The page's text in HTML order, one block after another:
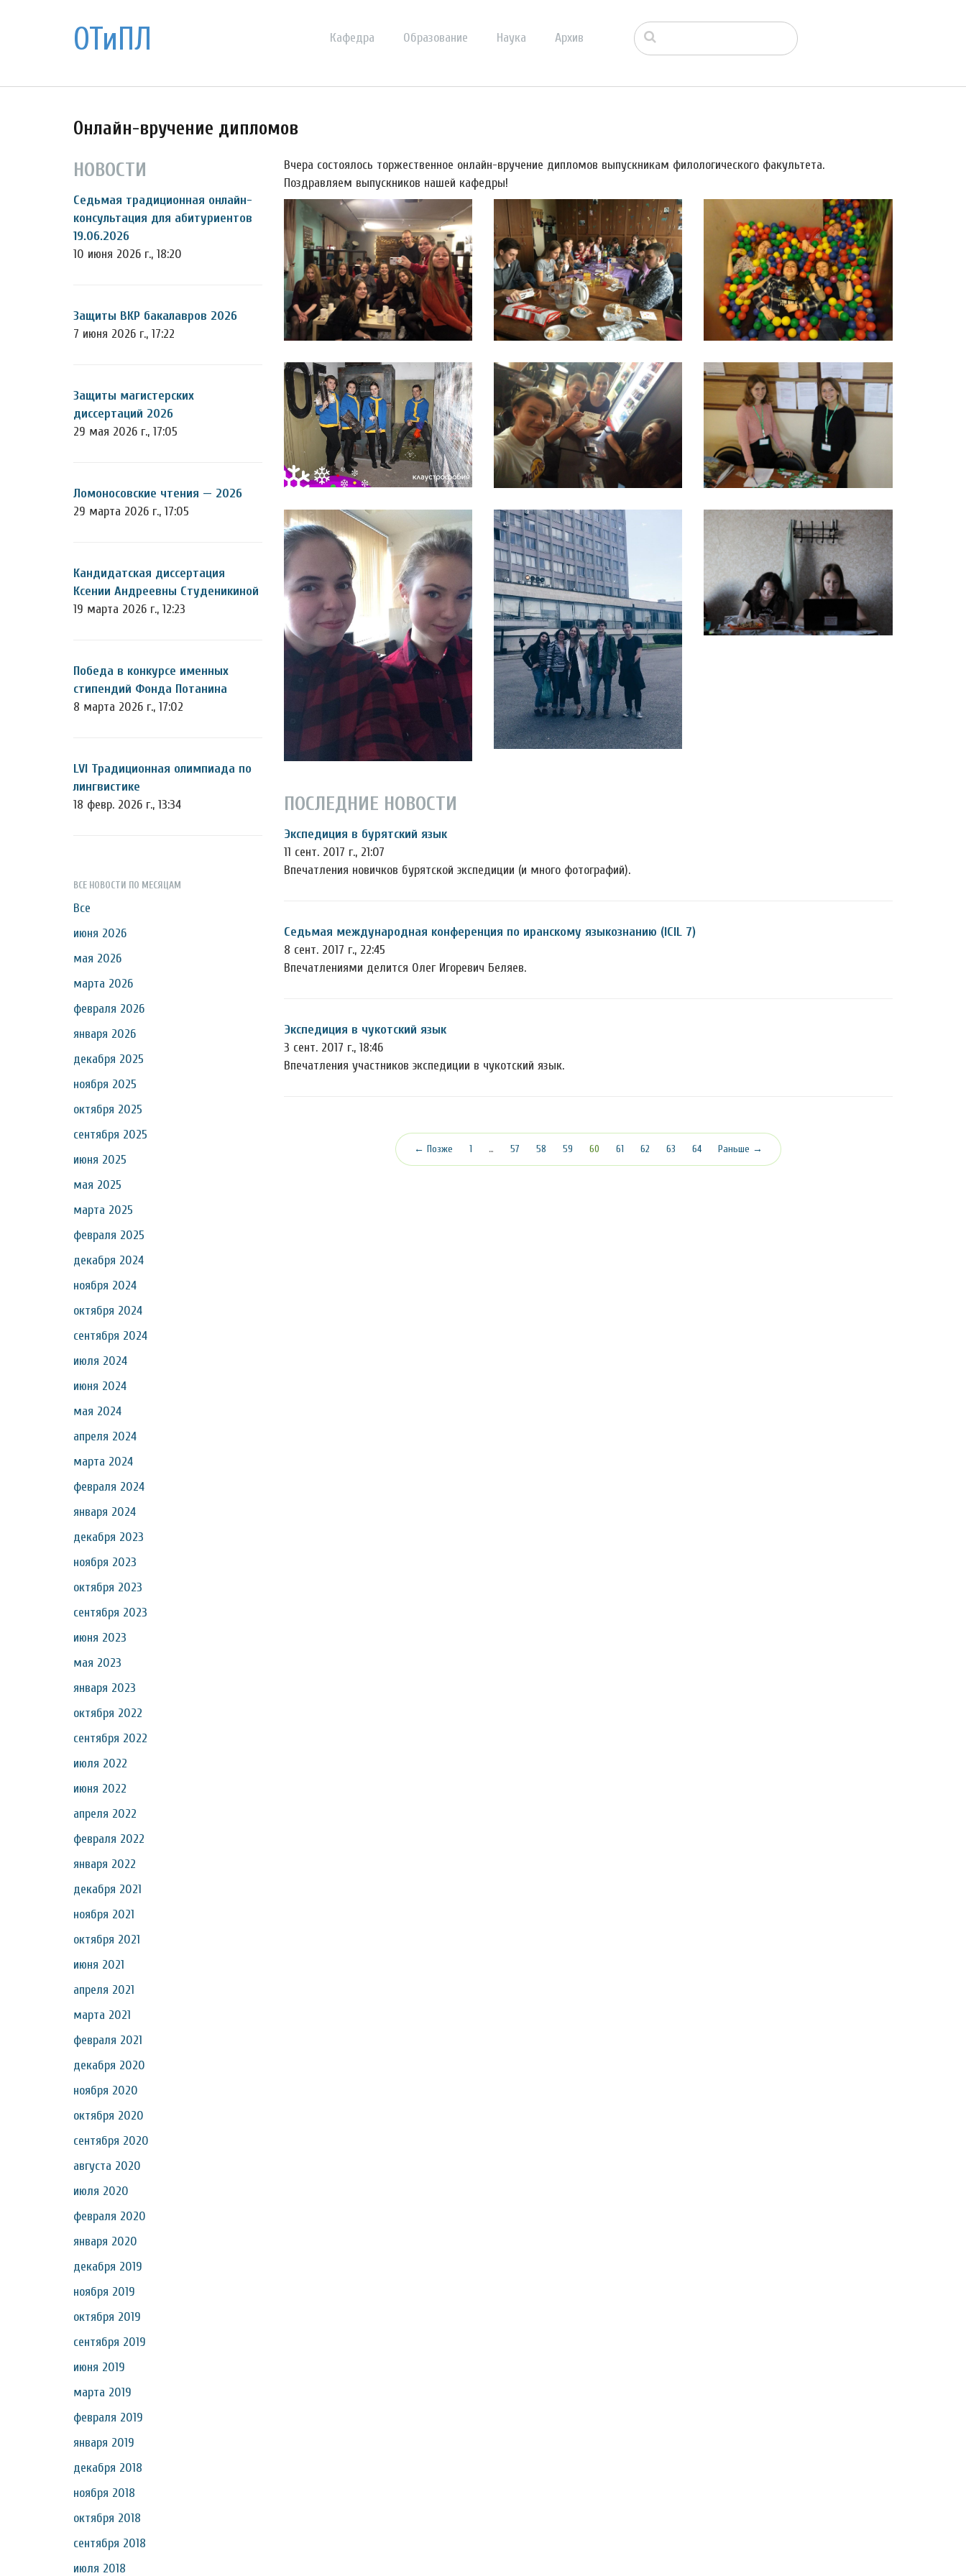
ОТиПЛ Кафедра Образование Наука Архив
Онлайн-вручение дипломов
НОВОСТИ
Седьмая традиционная онлайн-
консультация для абитуриентов
19.06.2026
10 июня 2026 г., 18:20
Защиты ВКР бакалавров 2026
7 июня 2026 г., 17:22
Защиты магистерских
диссертаций 2026
29 мая 2026 г., 17:05
Ломоносовские чтения — 2026
29 марта 2026 г., 17:05
Кандидатская диссертация
Ксении Андреевны Студеникиной
19 марта 2026 г., 12:23
Победа в конкурсе именных
стипендий Фонда Потанина
8 марта 2026 г., 17:02
LVI Традиционная олимпиада по
лингвистике
18 февр. 2026 г., 13:34
ВСЕ НОВОСТИ ПО МЕСЯЦАМ
Все
июня 2026
мая 2026
марта 2026
февраля 2026
января 2026
декабря 2025
ноября 2025
октября 2025
сентября 2025
июня 2025
мая 2025
марта 2025
февраля 2025
декабря 2024
ноября 2024
октября 2024
сентября 2024
июля 2024
июня 2024
мая 2024
апреля 2024
марта 2024
февраля 2024
января 2024
декабря 2023
ноября 2023
октября 2023
сентября 2023
июня 2023
мая 2023
января 2023
октября 2022
сентября 2022
июля 2022
июня 2022
апреля 2022
февраля 2022
января 2022
декабря 2021
ноября 2021
октября 2021
июня 2021
апреля 2021
марта 2021
февраля 2021
декабря 2020
ноября 2020
октября 2020
сентября 2020
августа 2020
июля 2020
февраля 2020
января 2020
декабря 2019
ноября 2019
октября 2019
сентября 2019
июня 2019
марта 2019
февраля 2019
января 2019
декабря 2018
ноября 2018
октября 2018
сентября 2018
июля 2018
Вчера состоялось торжественное онлайн-вручение дипломов выпускникам филологического факультета.
Поздравляем выпускников нашей кафедры!
ПОСЛЕДНИЕ НОВОСТИ
Экспедиция в бурятский язык
11 сент. 2017 г., 21:07
Впечатления новичков бурятской экспедиции (и много фотографий).
Седьмая международная конференция по иранскому языкознанию (ICIL 7)
8 сент. 2017 г., 22:45
Впечатлениями делится Олег Игоревич Беляев.
Экспедиция в чукотский язык
3 сент. 2017 г., 18:46
Впечатления участников экспедиции в чукотский язык.
← Позже 1 … 57 58 59 60(текущая)
61 62 63 64 Раньше →